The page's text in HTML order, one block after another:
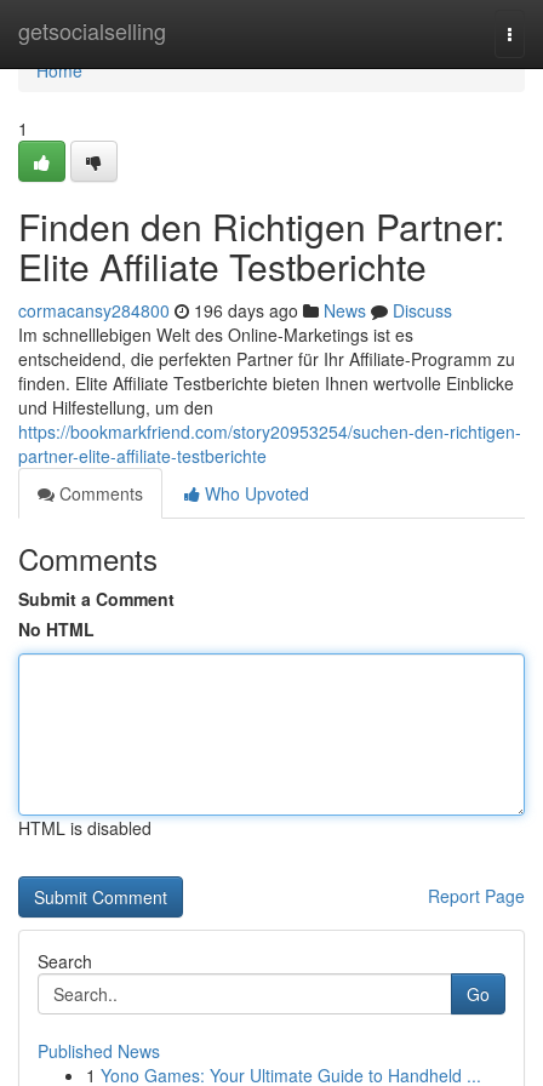
getsocialselling
Home
Home
1
Finden den Richtigen Partner:
Elite Affiliate Testberichte
cormacansy284800 196 days ago News
Discuss
Im schnelllebigen Welt des Online-Marketings ist es
entscheidend, die perfekten Partner für Ihr Affiliate-Programm zu
finden. Elite Affiliate Testberichte bieten Ihnen wertvolle Einblicke
und Hilfestellung, um den
https://bookmarkfriend.com/story20953254/suchen-den-richtigen-
partner-elite-affiliate-testberichte
Comments
Who Upvoted
Comments
Submit a Comment
No HTML
HTML is disabled
Report Page
Search
Go
Published News
1 Yono Games: Your Ultimate Guide to Handheld ...